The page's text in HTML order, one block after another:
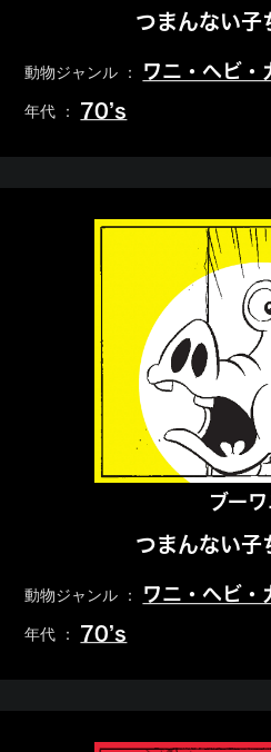
つまんない子
動物ジャンル ： ワニ・ヘビ・
年代 ： 70’s
ブー
つまんない子
動物ジャンル ： ワニ・ヘビ・
年代 ： 70’s